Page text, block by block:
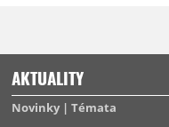
AKTUALITY
Novinky Témata